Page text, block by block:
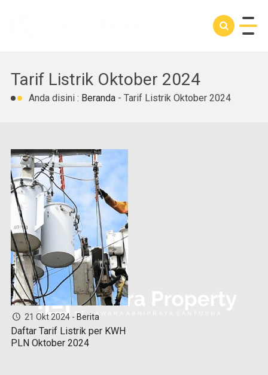
Tarif Listrik Oktober 2024
Anda disini : Beranda - Tarif Listrik Oktober 2024
21 Okt 2024 - Berita
Daftar Tarif Listrik per KWH
PLN Oktober 2024